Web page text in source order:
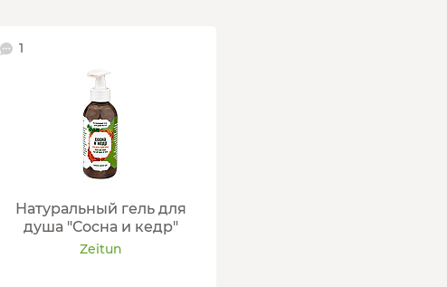
1
Натуральный гель для
душа "Сосна и кедр"
Zeitun